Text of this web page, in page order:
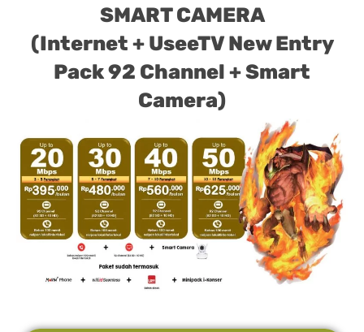
SMART CAMERA
(Internet + UseeTV New Entry
Pack 92 Channel + Smart
Camera)